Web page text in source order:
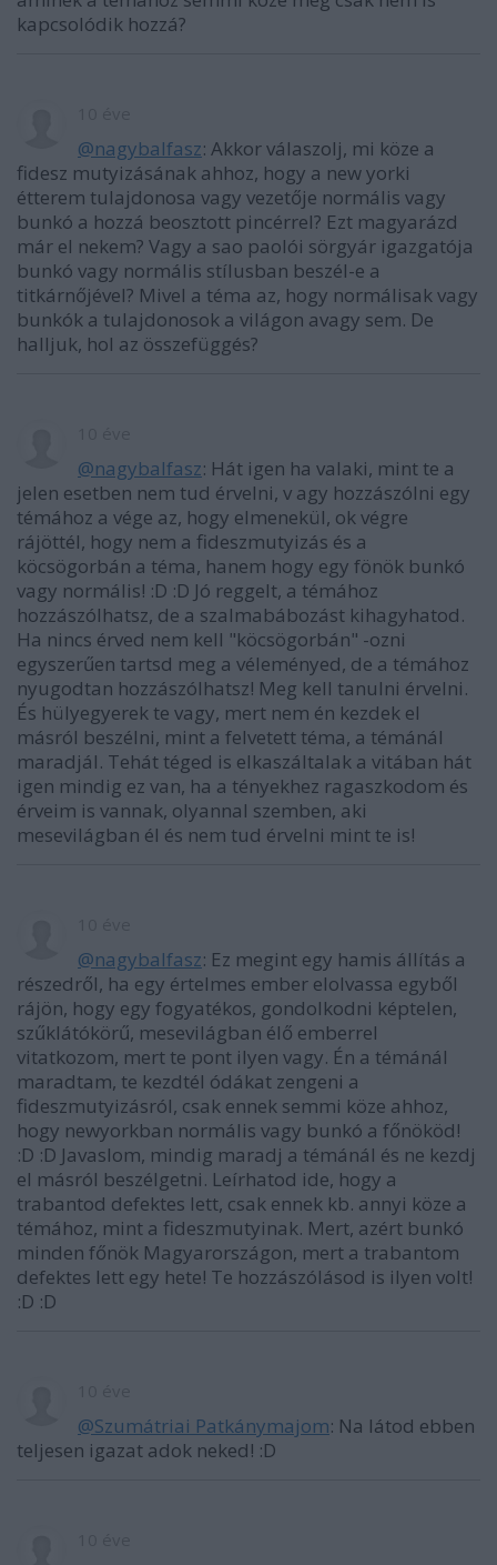
kapcsolódik hozzá?
@nagybalfasz: Akkor válaszolj, mi köze a
fidesz mutyizásának ahhoz, hogy a new yorki
étterem tulajdonosa vagy vezetője normális vagy
bunkó a hozzá beosztott pincérrel? Ezt magyarázd
már el nekem? Vagy a sao paolói sörgyár igazgatója
bunkó vagy normális stílusban beszél-e a
titkárnőjével? Mivel a téma az, hogy normálisak vagy
bunkók a tulajdonosok a világon avagy sem. De
halljuk, hol az összefüggés?
@nagybalfasz: Hát igen ha valaki, mint te a
jelen esetben nem tud érvelni, v agy hozzászólni egy
témához a vége az, hogy elmenekül, ok végre
rájöttél, hogy nem a fideszmutyizás és a
köcsögorbán a téma, hanem hogy egy fönök bunkó
vagy normális! :D :D Jó reggelt, a témához
hozzászólhatsz, de a szalmabábozást kihagyhatod.
Ha nincs érved nem kell "köcsögorbán" -ozni
egyszerűen tartsd meg a véleményed, de a témához
nyugodtan hozzászólhatsz! Meg kell tanulni érvelni.
És hülyegyerek te vagy, mert nem én kezdek el
másról beszélni, mint a felvetett téma, a témánál
maradjál. Tehát téged is elkaszáltalak a vitában hát
igen mindig ez van, ha a tényekhez ragaszkodom és
érveim is vannak, olyannal szemben, aki
mesevilágban él és nem tud érvelni mint te is!
@nagybalfasz: Ez megint egy hamis állítás a
részedről, ha egy értelmes ember elolvassa egyből
rájön, hogy egy fogyatékos, gondolkodni képtelen,
szűklátókörű, mesevilágban élő emberrel
vitatkozom, mert te pont ilyen vagy. Én a témánál
maradtam, te kezdtél ódákat zengeni a
fideszmutyizásról, csak ennek semmi köze ahhoz,
hogy newyorkban normális vagy bunkó a főnököd!
:D :D Javaslom, mindig maradj a témánál és ne kezdj
el másról beszélgetni. Leírhatod ide, hogy a
trabantod defektes lett, csak ennek kb. annyi köze a
témához, mint a fideszmutyinak. Mert, azért bunkó
minden főnök Magyarországon, mert a trabantom
defektes lett egy hete! Te hozzászólásod is ilyen volt!
:D :D
@Szumátriai Patkánymajom: Na látod ebben
teljesen igazat adok neked! :D